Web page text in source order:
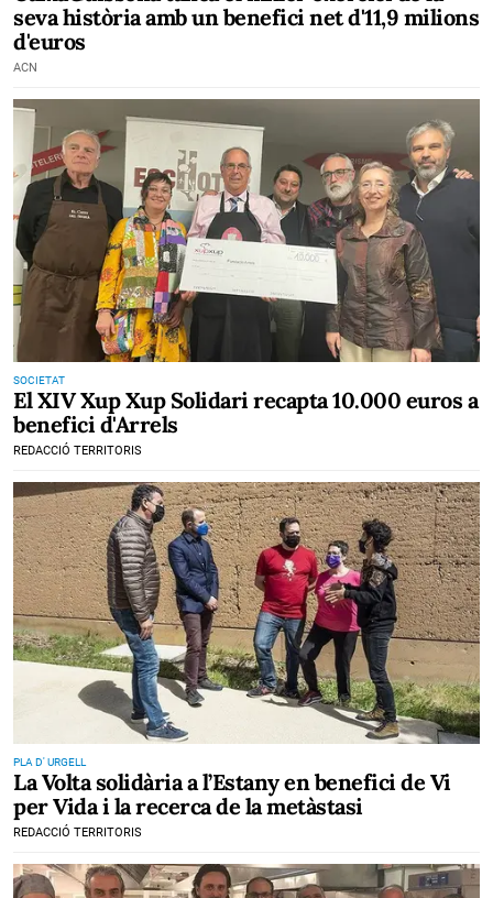
seva història amb un benefici net d'11,9 milions
d'euros
ACN
SOCIETAT
El XIV Xup Xup Solidari recapta 10.000 euros a
benefici d'Arrels
REDACCIÓ TERRITORIS
PLA D' URGELL
La Volta solidària a l’Estany en benefici de Vi
per Vida i la recerca de la metàstasi
REDACCIÓ TERRITORIS